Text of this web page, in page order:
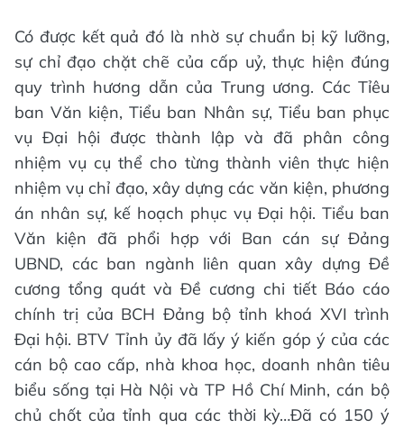
Có được kết quả đó là nhờ sự chuẩn bị kỹ lưỡng,
sự chỉ đạo chặt chẽ của cấp uỷ, thực hiện đúng
quy trình hương dẫn của Trung ương. Các Tỉêu
ban Văn kiện, Tiểu ban Nhân sự, Tiểu ban phục
vụ Đại hội được thành lập và đã phân công
nhiệm vụ cụ thể cho từng thành viên thực hiện
nhiệm vụ chỉ đạo, xây dựng các văn kiện, phương
án nhân sự, kế hoạch phục vụ Đại hội. Tiểu ban
Văn kiện đã phổi hợp với Ban cán sự Đảng
UBND, các ban ngành liên quan xây dựng Đề
cương tổng quát và Đề cương chi tiết Báo cáo
chính trị của BCH Đảng bộ tỉnh khoá XVI trình
Đại hội. BTV Tỉnh ủy đã lấy ý kiến góp ý của các
cán bộ cao cấp, nhà khoa học, doanh nhân tiêu
biểu sống tại Hà Nội và TP Hồ Chí Minh, cán bộ
chủ chốt của tỉnh qua các thời kỳ…Đã có 150 ý